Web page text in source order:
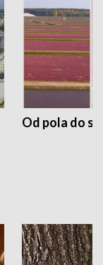
Od pola do